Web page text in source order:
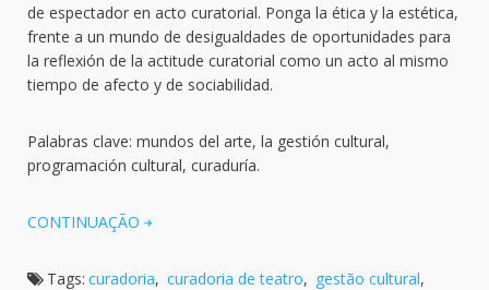
de espectador en acto curatorial. Ponga la ética y la estética,
frente a un mundo de desigualdades de oportunidades para
la reflexión de la actitude curatorial como un acto al mismo
tiempo de afecto y de sociabilidad.
Palabras clave: mundos del arte, la gestión cultural,
programación cultural, curaduría.
CONTINUAÇÃO
Tags: curadoria, curadoria de teatro, gestão cultural,